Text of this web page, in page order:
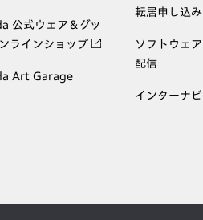
公式ウェア＆グッ
ラインショップ
Art Garage
転居申し込み
ソフトウェ
配信
インターナビ